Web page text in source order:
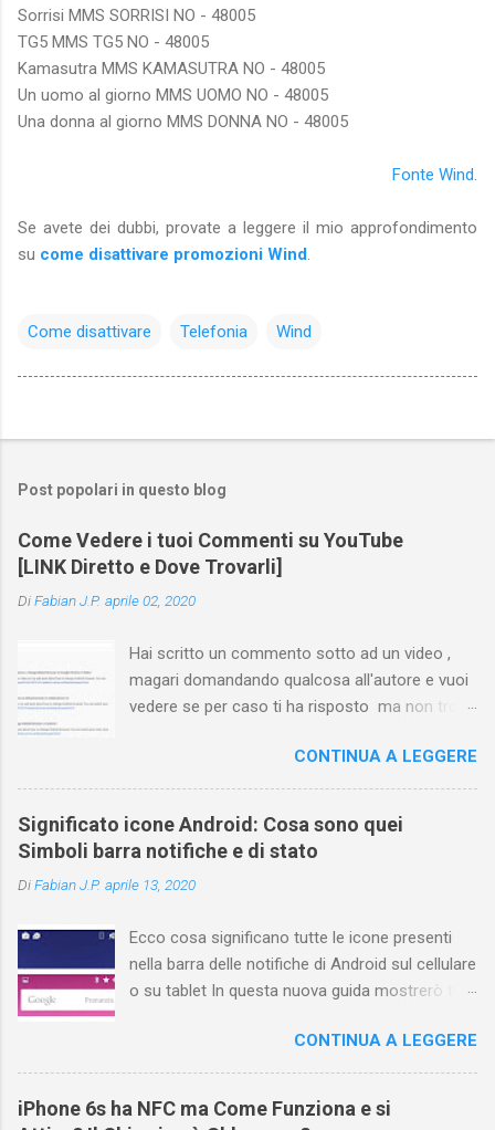
Sorrisi MMS SORRISI NO - 48005
TG5 MMS TG5 NO - 48005
Kamasutra MMS KAMASUTRA NO - 48005
Un uomo al giorno MMS UOMO NO - 48005
Una donna al giorno MMS DONNA NO - 48005
Fonte Wind.
Se avete dei dubbi, provate a leggere il mio approfondimento
su come disattivare promozioni Wind.
Come disattivare Telefonia Wind
Post popolari in questo blog
Come Vedere i tuoi Commenti su YouTube
[LINK Diretto e Dove Trovarli]
DiFabian J.P. aprile 02, 2020
Hai scritto un commento sotto ad un video ,
magari domandando qualcosa all'autore e vuoi
vedere se per caso ti ha risposto ma non trovi
nessuna voce del tipo " cronologia commenti
YouTube " o cose simili? Vuoi sapere come
farlo sia se accedi dal tuo computer (PC/Mac)
oppure tramite smartphone (Android o iPhone)
trovare i propri commenti di YouTube , ossia
Ovviamente la risposta é positiva ma mi ci è
voluto un bel po' di tempo prima di trovare
questa funzione di YouTube perché è anche
chiamare questo "posto". Vediamo quindi
subito come visualizzare i vostri commenti di
YouTube, lasciati sotto ai video di altri
CONTINUA A LEGGERE
Significato icone Android: Cosa sono quei
Simboli barra notifiche e di stato
DiFabian J.P. aprile 13, 2020
Ecco cosa significano tutte le icone presenti
nella barra delle notifiche di Android sul cellulare
o su tablet In questa nuova guida mostrerò tutti
mostrati sul display nella parte superiore e
cosa ognuno di essi significa . La barra di stato
nella parte superiore della schermata contiene
varie icone che consentono di monitorare il
CONTINUA A LEGGERE
iPhone 6s ha NFC ma Come Funziona e si